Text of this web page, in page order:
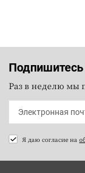
Раз в неделю мы
Я даю согласие на